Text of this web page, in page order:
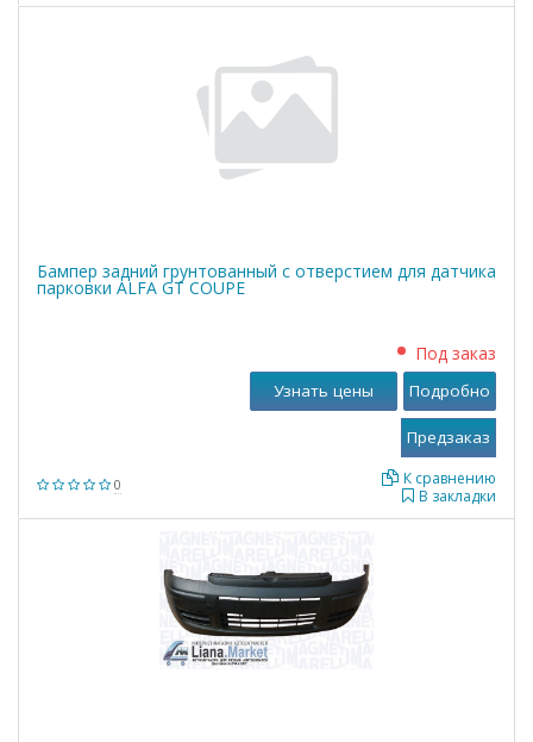
Бампер задний грунтованный с отверстием для датчика
парковки ALFA GT COUPE
0
Под заказ
В закладки
К сравнению
Узнать цены Подробно